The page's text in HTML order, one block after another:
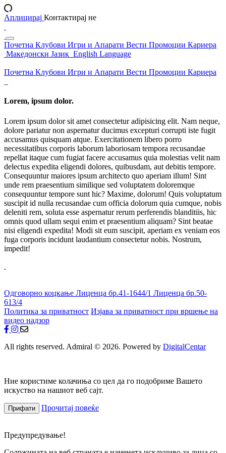
Аплицирај Контактирај не
Почетна Клубови Игри и Апарати Вести Промоции Кариера
Македонски Јазик English Language
Почетна Клубови Игри и Апарати Вести Промоции Кариера
Lorem, ipsum dolor.
Lorem ipsum dolor sit amet consectetur adipisicing elit. Nam neque,
dolore pariatur non aspernatur ducimus excepturi corrupti iste fugit
accusamus quisquam atque. Exercitationem libero porro
necessitatibus corporis laborum laboriosam tempora recusandae
repellat itaque cum fugiat facere accusamus quia molestias velit nam
delectus expedita eligendi dolores, quibusdam, aut debitis tempore.
Consequuntur maiores ipsum architecto quo aperiam illum! Sint
unde rem praesentium similique sed voluptatem doloremque
consequuntur tempore sunt hic? Maxime, dolorum! Quis voluptatum
suscipit id nulla recusandae cum officia dolorum quia cumque, nobis
deleniti rem, soluta esse aspernatur rerum perferendis blanditiis, hic
omnis quod ullam sequi enim et praesentium aliquam? Sint beatae
nisi eligendi expedita! Modi sit eum suscipit, aperiam ex veniam eos
fuga corporis incidunt laudantium consectetur nobis. Nostrum,
impedit!
Одговорно коцкање Лиценца бр.41-1644/1 Лиценца бр.50-
613/4
Политика за приватност Изјава за приватност при вршење на
видео надзор
All rights reserved. Admiral © 2026. Powered by DigitalCentar
Ние користиме колачиња со цел да го подобриме Вашето
искуство на нашиот веб сајт.
Прифати Прочитај повеќе
Предупредување!